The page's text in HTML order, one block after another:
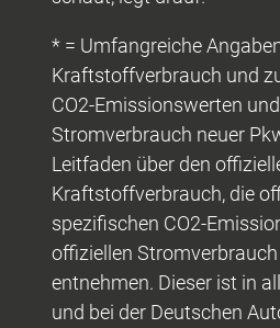
* = Umfangreiche
Kraftstoffverbrauch und
CO2-Emissionswerten
Stromverbrauch neuer
Leitfaden über den
Kraftstoffverbrauch, die
spezifischen CO2-
offiziellen
entnehmen. Dieser ist in
und bei der Deutschen